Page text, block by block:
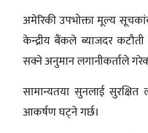
अमेरिकी उपभोक्ता मूल्य
केन्द्रीय बैंकले ब्याजदर कटौती
सक्ने अनुमान लगानीकर्ताले
सामान्यतया सुनलाई
आकर्षण घट्ने गर्छ।